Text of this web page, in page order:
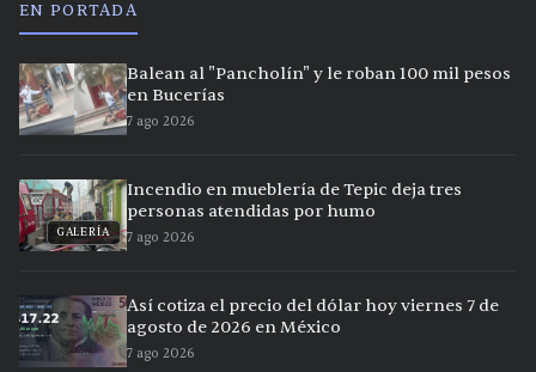
EN PORTADA
Balean al "Pancholín" y le roban 100 mil pesos
en Bucerías
7 ago 2026
GALERÍA
Incendio en mueblería de Tepic deja tres
personas atendidas por humo
7 ago 2026
Así cotiza el precio del dólar hoy viernes 7 de
agosto de 2026 en México
7 ago 2026